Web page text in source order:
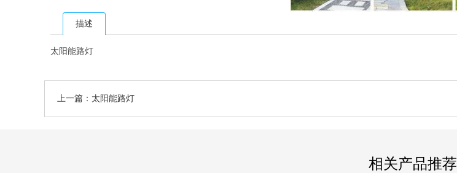
描述
太阳能路灯
上一篇：太阳能路灯
相关产品推荐